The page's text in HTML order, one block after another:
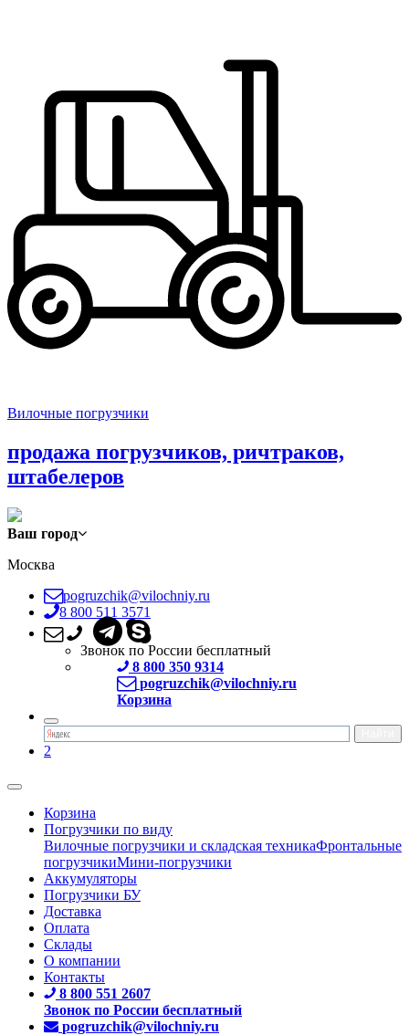
Вилочные погрузчики
продажа погрузчиков, ричтраков,
штабелеров
Ваш город
Москва
pogruzchik@vilochniy.ru
8 800 511 3571
Звонок по России бесплатный
8 800 350 9314
pogruzchik@vilochniy.ru
Корзина
2
Корзина
Погрузчики по виду
Вилочные погрузчики и складская техникаФронтальные
погрузчикиМини-погрузчики
Аккумуляторы
Погрузчики БУ
Доставка
Оплата
Склады
О компании
Контакты
8 800 551 2607
Звонок по России бесплатный
pogruzchik@vilochniy.ru